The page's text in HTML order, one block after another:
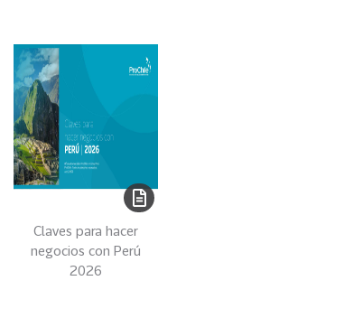
Claves para hacer
negocios con Perú
2026